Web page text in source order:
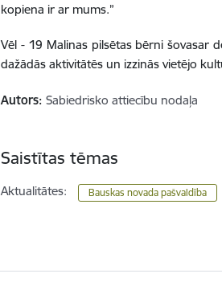
kopiena ir ar mums.”
Vēl - 19 Malinas pilsētas bērni šovasar
dažādās aktivitātēs un izzinās vietējo
Autors: Sabiedrisko attiecību nodaļa
Saistītas tēmas
Aktualitātes: Bauskas novada pašvaldība